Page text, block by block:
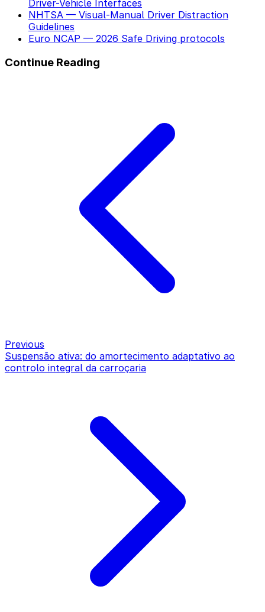
Driver-Vehicle Interfaces
NHTSA — Visual-Manual Driver Distraction
Guidelines
Euro NCAP — 2026 Safe Driving protocols
Continue Reading
Previous
Suspensão ativa: do amortecimento adaptativo ao
controlo integral da carroçaria